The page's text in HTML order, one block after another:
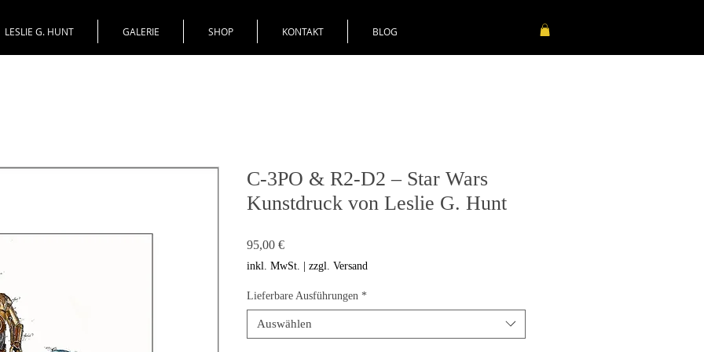
LESLIE G. HUNT GALERIE SHOP KONTAKT BLOG
C-3PO & R2-D2 – Star Wars
Kunstdruck von Leslie G. Hunt
95,00 €Preis
inkl. MwSt. | zzgl. Versand
Lieferbare Ausführungen *
Auswählen